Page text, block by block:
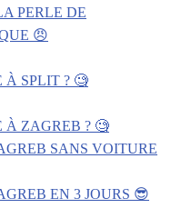
PERLE DE
😠
À SPLIT ? 🧐
À ZAGREB ? 🧐
SANS VOITURE
EN 3 JOURS 😎